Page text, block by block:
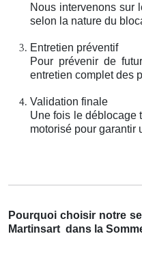
Nous intervenons sur
selon la nature du
Entretien préventif
Pour prévenir de
entretien complet des
Validation finale
Une fois le déblocage
motorisé pour garantir
Pourquoi choisir notre
Martinsart dans la